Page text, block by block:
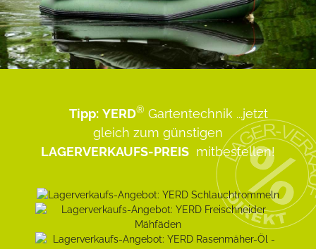
Tipp: YERD® Gartentechnik ...jetzt
gleich zum günstigen
LAGERVERKAUFS-PREIS mitbestellen!